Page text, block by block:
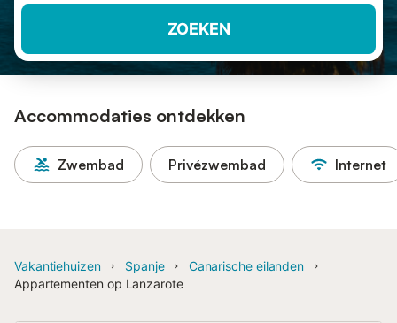
ZOEKEN
Accommodaties ontdekken
Zwembad Privézwembad Internet
Vakantiehuizen Spanje
Canarische eilanden
Appartementen op Lanzarote